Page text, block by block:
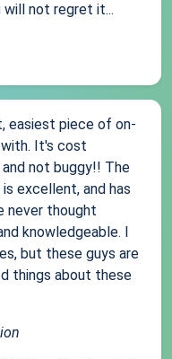
will not regret it...
easiest piece of on-
It's cost
not buggy!! The
excellent, and has
never thought
knowledgeable. I
but these guys are
things about these